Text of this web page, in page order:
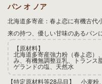
パン オ ノア
北海道多寄産：春よ恋に有機古代
来の持つ、優しい甘味のあるパン
【原材料】
北海道多寄産強力粉（春よ恋）
み、有機無調整豆乳、トランス
ゲランドの塩、天然水
【特定原材料等28品目】 小麦粉